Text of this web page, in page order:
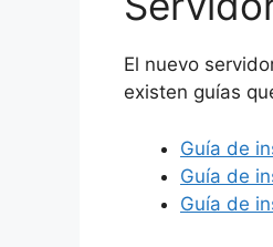
El nuevo
existen guías
Guía de
Guía de
Guía de